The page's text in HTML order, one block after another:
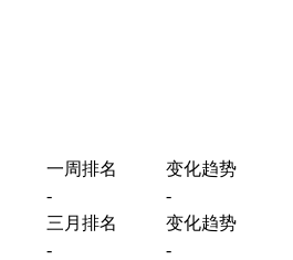
一周排名
变化趋势
-
-
三月排名
变化趋势
- -